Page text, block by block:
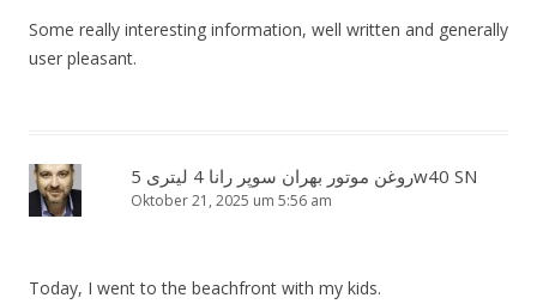
Some really interesting information, well written and generally
user pleasant.
روغن موتور بهران سوپر رانا 4 لیتری 5w40 SN
Oktober 21, 2025 um 5:56 am
Today, I went to the beachfront with my kids.